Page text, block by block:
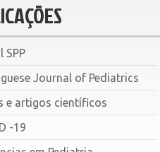
SPP
Journal of Pediatrics
e artigos científicos
-19